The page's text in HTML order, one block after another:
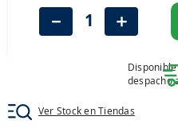
＋
－
despacho
Ver Stock en Tiendas
john deere
245